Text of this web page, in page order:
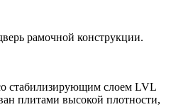
рамочной конструкции.
стабилизирующим слоем LVL
плитами высокой плотности,